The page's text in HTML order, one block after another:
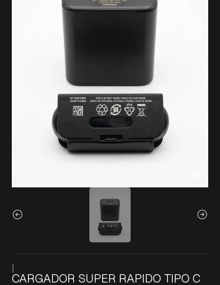
CARGADOR SUPER RAPIDO TIPO C